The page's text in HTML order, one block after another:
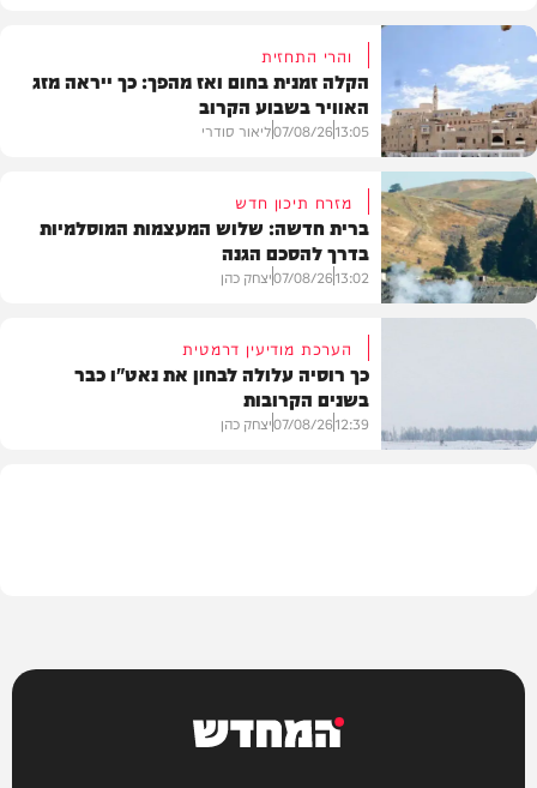
מזג האוויר
והרי התחזית
הקלה זמנית בחום ואז מהפך: כך ייראה מזג
האוויר בשבוע הקרוב
13:05
07/08/26ליאור סודרי
מזרח תיכון חדש
ברית חדשה: שלוש המעצמות המוסלמיות
בדרך להסכם הגנה
13:02
07/08/26יצחק כהן
הערכת מודיעין דרמטית
כך רוסיה עלולה לבחון את נאט"ו כבר
בשנים הקרובות
12:39
07/08/26יצחק כהן
המחדש